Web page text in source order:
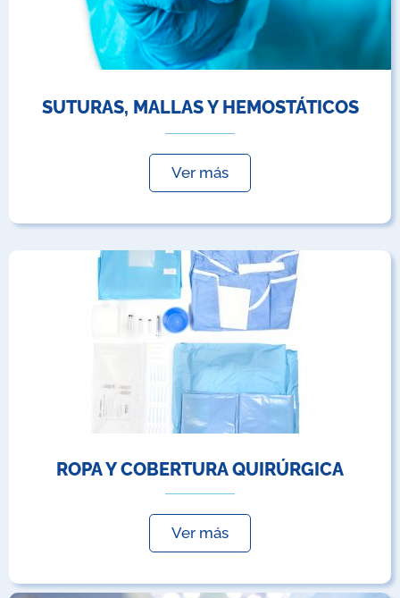
SUTURAS, MALLAS Y HEMOSTÁTICOS
Ver más
ROPA Y COBERTURA QUIRÚRGICA
Ver más